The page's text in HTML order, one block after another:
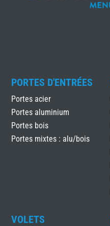
PORTES D'ENTRÉES
Portes acier
Portes aluminium
Portes bois
Portes mixtes : alu/bois
VOLETS